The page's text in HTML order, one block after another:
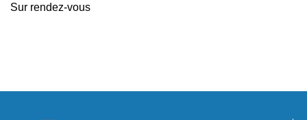
Sur rendez-vous